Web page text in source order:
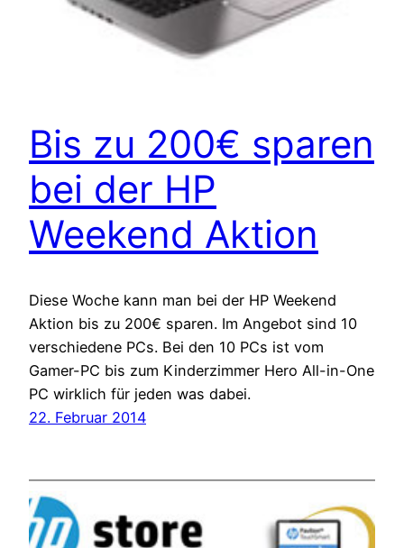
Bis zu 200€ sparen
bei der HP
Weekend Aktion
Diese Woche kann man bei der HP Weekend
Aktion bis zu 200€ sparen. Im Angebot sind 10
verschiedene PCs. Bei den 10 PCs ist vom
Gamer-PC bis zum Kinderzimmer Hero All-in-One
PC wirklich für jeden was dabei.
22. Februar 2014